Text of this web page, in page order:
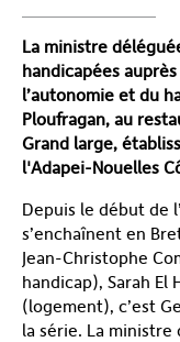
La ministre
handicapées
l’autonomie et du
Ploufragan, au
Grand large,
l'Adapei-Nouelles
Depuis le début de
s’enchaînent en
Jean-Christophe
handicap), Sarah El
(logement), c’est
la série. La ministre